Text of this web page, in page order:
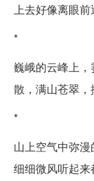
上去好像离眼前
*
巍峨的云峰上
散，满山苍翠，
*
山上空气中弥
细细微风听起来